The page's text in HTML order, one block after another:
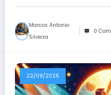
Marcos Antonio
Silveira
0
22/09/2025